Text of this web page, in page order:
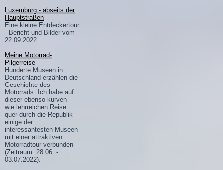
Luxemburg - abseits der
Hauptstraßen
Eine kleine Entdeckertour
- Bericht und Bilder vom
22.09.2022
Meine Motorrad-
Pilgerreise
Hunderte Museen in
Deutschland erzählen die
Geschichte des
Motorrads. Ich habe auf
dieser ebenso kurven-
wie lehrreichen Reise
quer durch die Republik
einige der
interessantesten Museen
mit einer attraktiven
Motorradtour verbunden
(Zeitraum: 28.06. -
03.07.2022).